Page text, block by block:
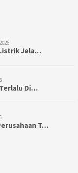
Jela…
Di…
T…